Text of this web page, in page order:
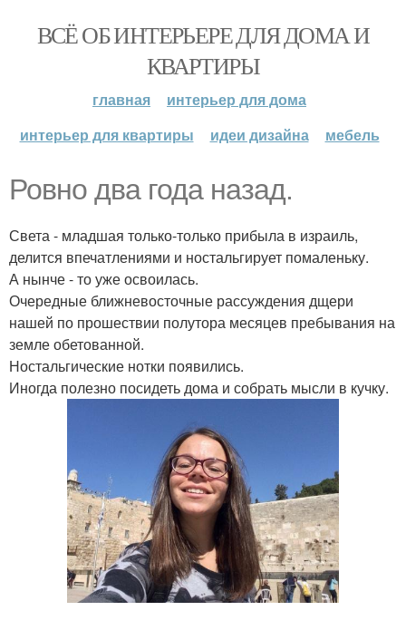
ВСЁ ОБ ИНТЕРЬЕРЕ ДЛЯ ДОМА И
КВАРТИРЫ
главная
интерьер для дома
интерьер для квартиры
идеи дизайна мебель
Ровно два года назад.
Света - младшая только-только прибыла в израиль,
делится впечатлениями и ностальгирует помаленьку.
А нынче - то уже освоилась.
Очередные ближневосточные рассуждения дщери
нашей по прошествии полутора месяцев пребывания на
земле обетованной.
Ностальгические нотки появились.
Иногда полезно посидеть дома и собрать мысли в кучку.